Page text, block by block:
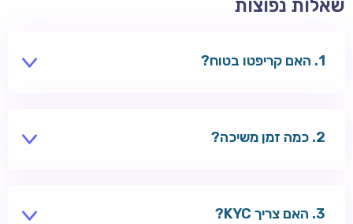
שאלות נפוצות
האם קריפטו בטוח?
כמה זמן משיכה?
האם צריך KYC?